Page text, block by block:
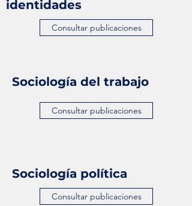
identidades
Consultar publicaciones
Sociología del trabajo
Consultar publicaciones
Sociología política
Consultar publicaciones